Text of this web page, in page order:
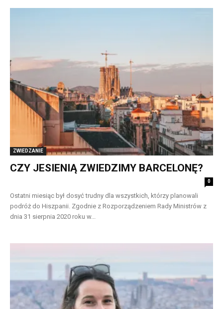
ZWIEDZANIE
CZY JESIENIĄ ZWIEDZIMY BARCELONĘ?
0
Ostatni miesiąc był dosyć trudny dla wszystkich, którzy planowali
podróż do Hiszpanii. Zgodnie z Rozporządzeniem Rady Ministrów z
dnia 31 sierpnia 2020 roku w...